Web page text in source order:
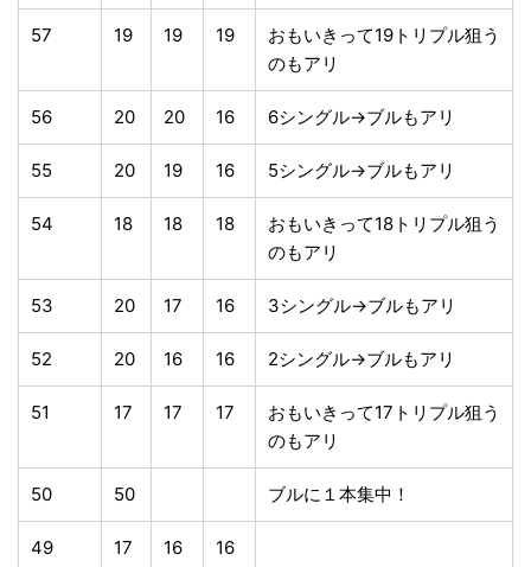
57 19 19 19
おもいきって19トリプル狙う
のもアリ
56 20 20 16 6シングル→ブルもアリ
55 20 19 16 5シングル→ブルもアリ
54 18 18 18
おもいきって18トリプル狙う
のもアリ
53 20 17 16 3シングル→ブルもアリ
52 20 16 16 2シングル→ブルもアリ
51 17 17 17
おもいきって17トリプル狙う
のもアリ
50 50 ブルに１本集中！
49 17 16 16